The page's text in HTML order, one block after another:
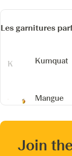
Les garnitures
Kumquat
Mangue
Join